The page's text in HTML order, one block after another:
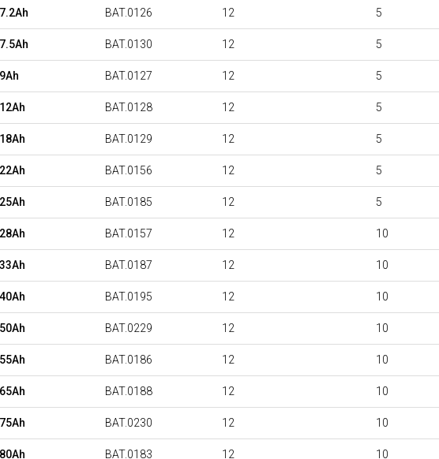
BAT.0126 12 5
BAT.0130 12 5
BAT.0127 12 5
BAT.0128 12 5
BAT.0129 12 5
BAT.0156 12 5
BAT.0185 12 5
BAT.0157 12 10
BAT.0187 12 10
BAT.0195 12 10
BAT.0229 12 10
BAT.0186 12 10
BAT.0188 12 10
BAT.0230 12 10
BAT.0183 12 10